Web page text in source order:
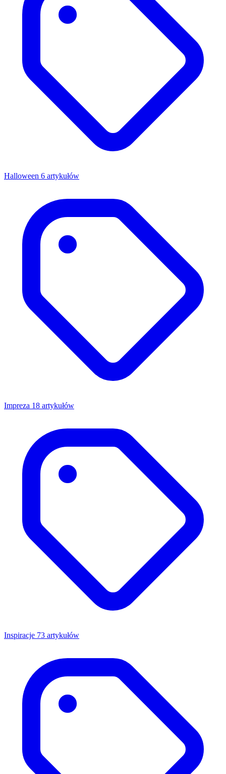
Halloween 6 artykułów
Impreza 18 artykułów
Inspiracje 73 artykułów